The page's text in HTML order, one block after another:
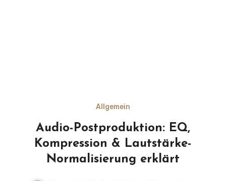
Allgemein
Audio-Postproduktion: EQ,
Kompression & Lautstärke-
Normalisierung erklärt